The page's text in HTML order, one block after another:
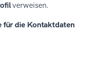
verweisen.
für die Kontaktdaten